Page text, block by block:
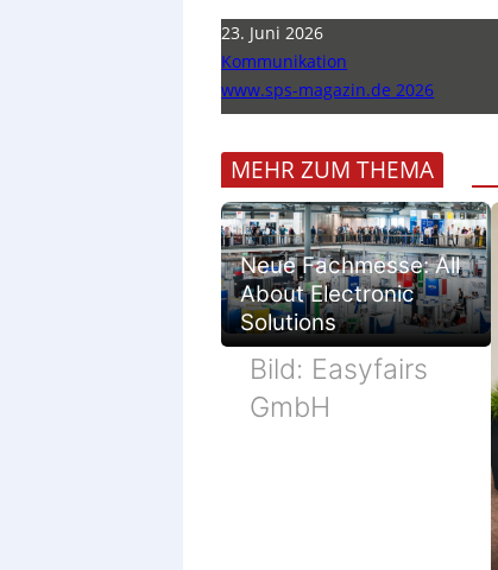
23. Juni 2026
Kommunikation
www.sps-magazin.de 2026
MEHR ZUM THEMA
Neue Fachmesse: All
About Electronic
Solutions
Bild: Easyfairs
GmbH